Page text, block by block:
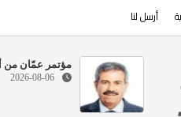
أرسل لنا
مؤتمر عمّان من
2026-08-06